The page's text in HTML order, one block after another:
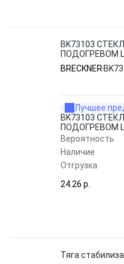
BK73103
ПОДОГРЕВОМ
BRECKNER
Лучшее
BK73103
ПОДОГРЕВОМ
Вероятность
Наличие
Отгрузка
24.26 p.
Тяга